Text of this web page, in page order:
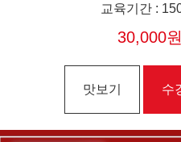
교육기간:
30,000원
맛보기 수